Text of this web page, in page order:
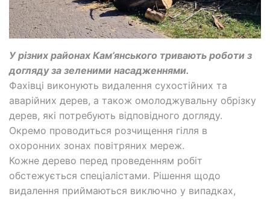
У різних районах Кам’янського тривають роботи з
догляду за зеленими насадженнями.
Фахівці виконують видалення сухостійних та
аварійних дерев, а також омолоджувальну обрізку
дерев, які потребують відповідного догляду.
Окремо проводиться розчищення гілля в
охоронних зонах повітряних мереж.
Кожне дерево перед проведенням робіт
обстежується спеціалістами. Рішення щодо
видалення приймаються виключно у випадках,